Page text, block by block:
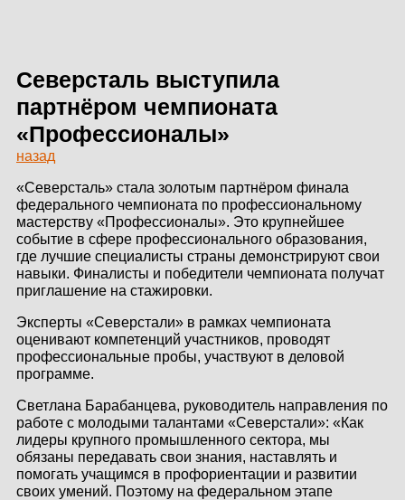
ЗДАНИЙ
ПРОЕКТИРОВАНИЕ
СКЛАДЫ
О ЗАВОДЕ
ПРОЕКТЫ
МОНТАЖ
НОВОСТИ
КОНТАКТЫ
Северсталь выступила
партнёром чемпионата
«Профессионалы»
назад
«Северсталь» стала золотым партнёром финала
федерального чемпионата по профессиональному
мастерству «Профессионалы». Это крупнейшее
событие в сфере профессионального образования,
где лучшие специалисты страны демонстрируют свои
навыки. Финалисты и победители чемпионата получат
приглашение на стажировки.
Эксперты «Северстали» в рамках чемпионата
оценивают компетенций участников, проводят
профессиональные пробы, участвуют в деловой
программе.
Светлана Барабанцева, руководитель направления по
работе с молодыми талантами «Северстали»: «Как
лидеры крупного промышленного сектора, мы
обязаны передавать свои знания, наставлять и
помогать учащимся в профориентации и развитии
своих умений. Поэтому на федеральном этапе